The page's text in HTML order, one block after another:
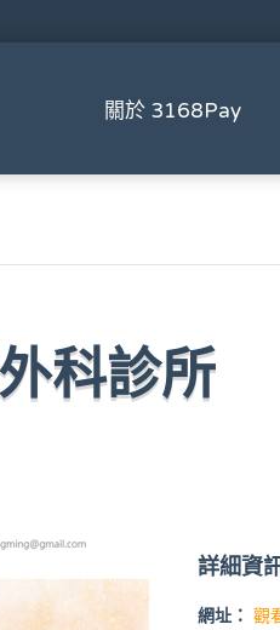
關於 3168Pay
科診所
詳細資
網址： 觀